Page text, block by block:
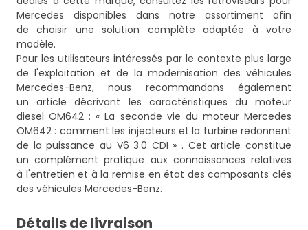
Mercedes disponibles dans notre assortiment afin
de choisir une solution complète adaptée à votre
modèle.
Pour les utilisateurs intéressés par le contexte plus large
de l'exploitation et de la modernisation des véhicules
Mercedes-Benz, nous recommandons également
un article décrivant les caractéristiques du moteur
diesel OM642 : « La seconde vie du moteur Mercedes
OM642 : comment les injecteurs et la turbine redonnent
de la puissance au V6 3.0 CDI » . Cet article constitue
un complément pratique aux connaissances relatives
à l'entretien et à la remise en état des composants clés
des véhicules Mercedes-Benz.
Détails de livraison